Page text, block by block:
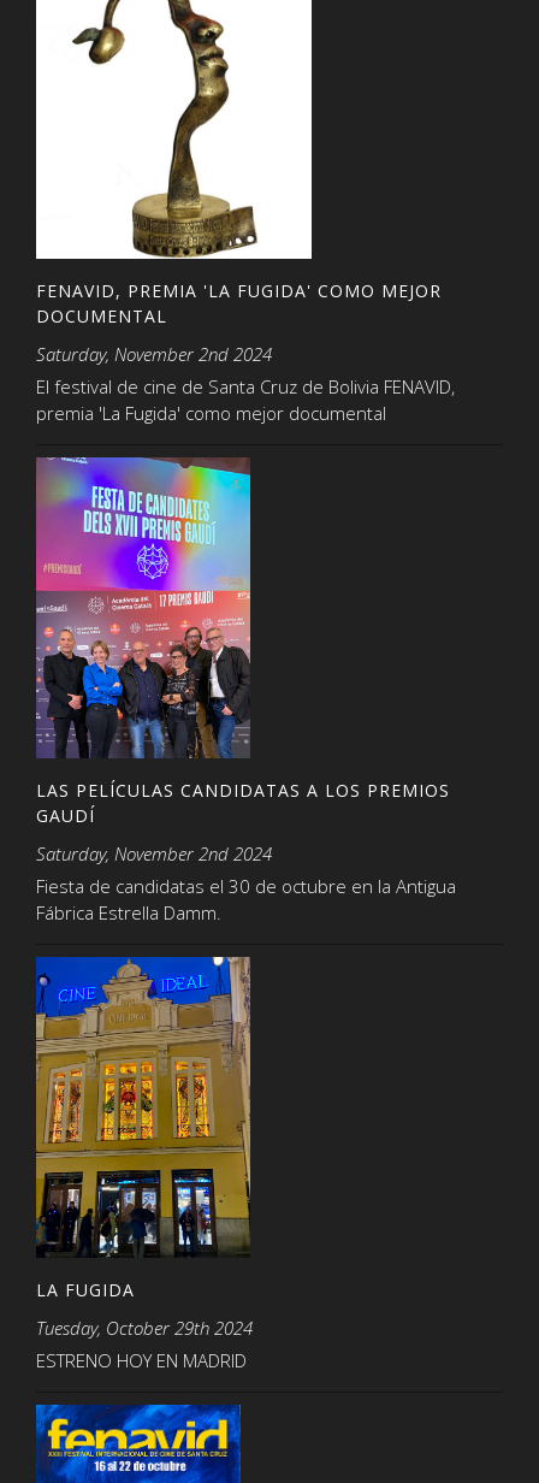
FENAVID, PREMIA 'LA FUGIDA' COMO MEJOR
DOCUMENTAL
Saturday, November 2nd 2024
El festival de cine de Santa Cruz de Bolivia FENAVID,
premia 'La Fugida' como mejor documental
LAS PELÍCULAS CANDIDATAS A LOS PREMIOS
GAUDÍ
Saturday, November 2nd 2024
Fiesta de candidatas el 30 de octubre en la Antigua
Fábrica Estrella Damm.
LA FUGIDA
Tuesday, October 29th 2024
ESTRENO HOY EN MADRID